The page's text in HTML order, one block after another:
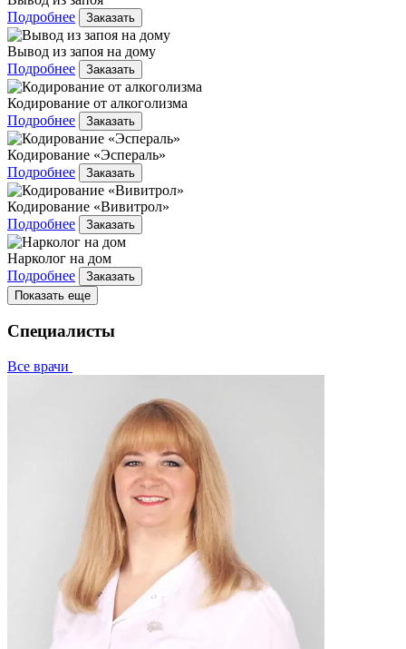
Подробнее
Заказать
Вывод из запоя на дому
Подробнее
Заказать
Кодирование от алкоголизма
Подробнее
Заказать
Кодирование «Эспераль»
Подробнее
Заказать
Кодирование «Вивитрол»
Подробнее
Заказать
Нарколог на дом
Подробнее
Заказать
Показать еще
Специалисты
Все врачи